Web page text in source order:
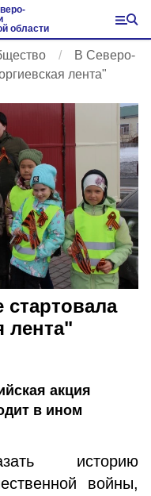
области
В Северо-
лента"
лента"
акция
в ином
историю
войны,